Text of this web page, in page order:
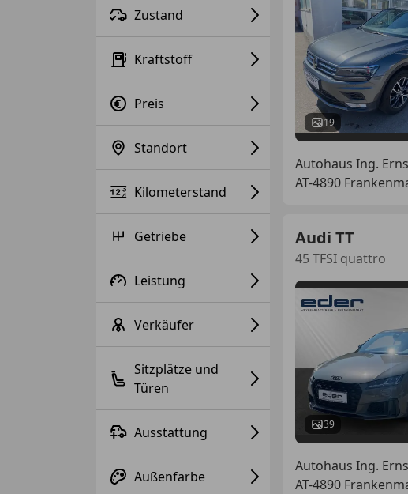
Zustand
Kraftstoff
Preis
Standort
Kilometerstand
Getriebe
Leistung
Verkäufer
Sitzplätze und
Türen
Ausstattung
Außenfarbe
19
Autohaus Ing.
AT-4890
Audi TT
45 TFSI quattro
39
Autohaus Ing.
AT-4890